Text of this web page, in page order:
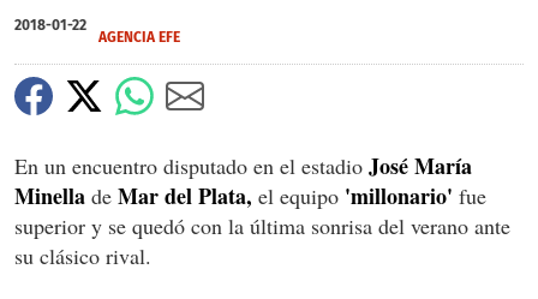
2018-01-22
AGENCIA EFE
En un encuentro disputado en el estadio JoséMaría
Minella de Mar del Plata, el equipo 'millonario' fue
superior y se quedó con la última sonrisa del verano ante
su clásico rival.